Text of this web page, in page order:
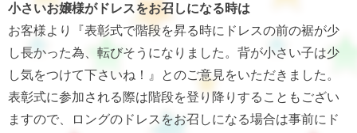
小さいお嬢様がドレスをお召しになる時は
お客様より『表彰式で階段を昇る時にドレスの前の裾が少
し長かった為、転びそうになりました。背が小さい子は少
し気をつけて下さいね！』とのご意見をいただきました。
表彰式に参加される際は階段を登り降りすることもござい
ますので、ロングのドレスをお召しになる場合は事前にド